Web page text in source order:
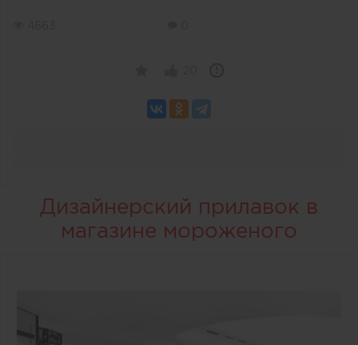
Дизайнерский прилавок в
магазине мороженого